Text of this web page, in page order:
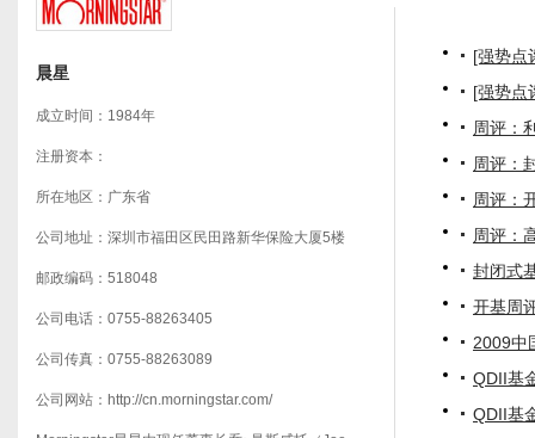
晨星
成立时间：1984年
注册资本：
所在地区：广东省
公司地址：深圳市福田区民田路新华保险大厦5楼
邮政编码：518048
公司电话：0755-88263405
公司传真：0755-88263089
公司网站：http://cn.morningstar.com/
[强势点
[强势点
周评：
周评：
周评：
周评：
封闭式
开基周
2009中
QDII基
QDII基